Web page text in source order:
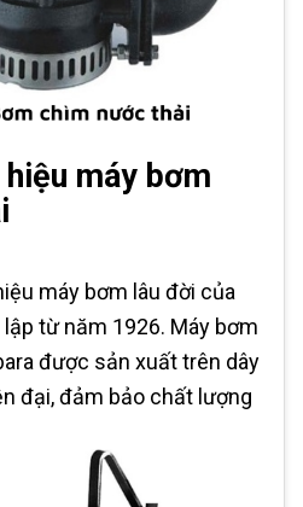
máy bơm
máy bơm lâu đời của
từ năm 1926. Máy bơm
được sản xuất trên dây
đại, đảm bảo chất lượng